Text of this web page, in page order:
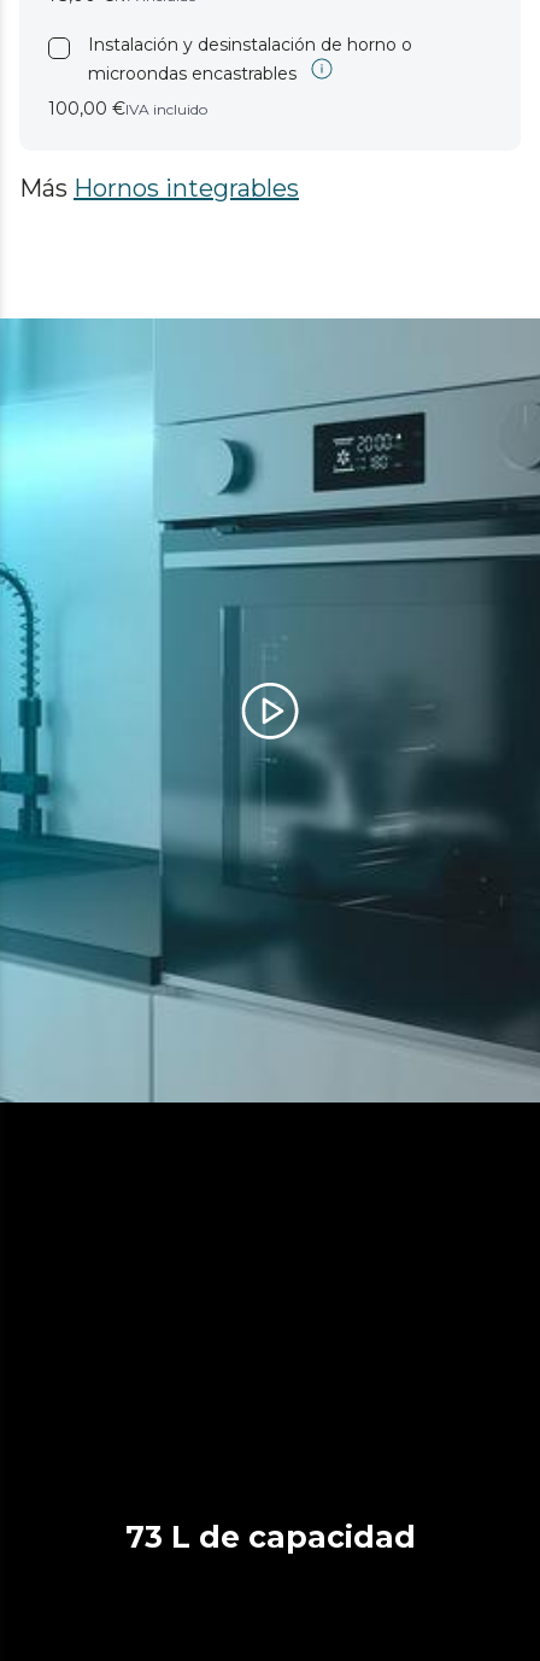
Instalación y desinstalación de horno o
microondas encastrables
100,00 €IVA incluido
Más Hornos integrables
73 L de capacidad